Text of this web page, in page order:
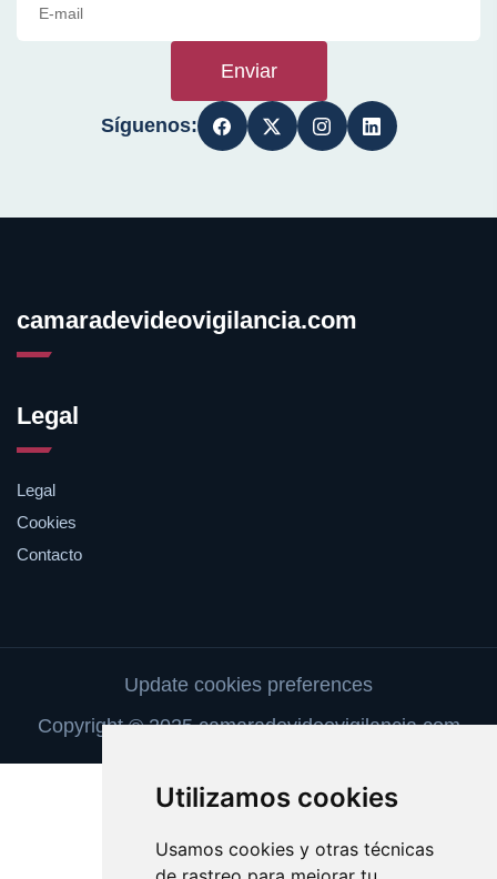
Utilizamos cookies
Usamos cookies y otras técnicas
Enviar
Síguenos:
camaradevideovigilancia.com
Legal
Legal
Cookies
Contacto
Update cookies preferences
Copyright © 2025 camaradevideovigilancia.com